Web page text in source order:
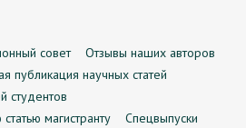
совет
Отзывы наших авторов
публикация научных статей
студентов
магистранту
Спецвыпуски